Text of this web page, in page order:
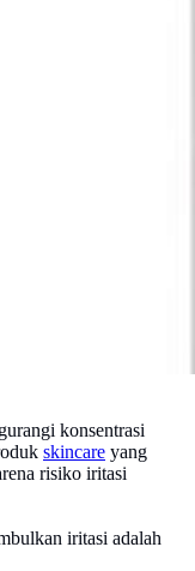
konsentrasi
skincare yang
risiko iritasi
iritasi adalah